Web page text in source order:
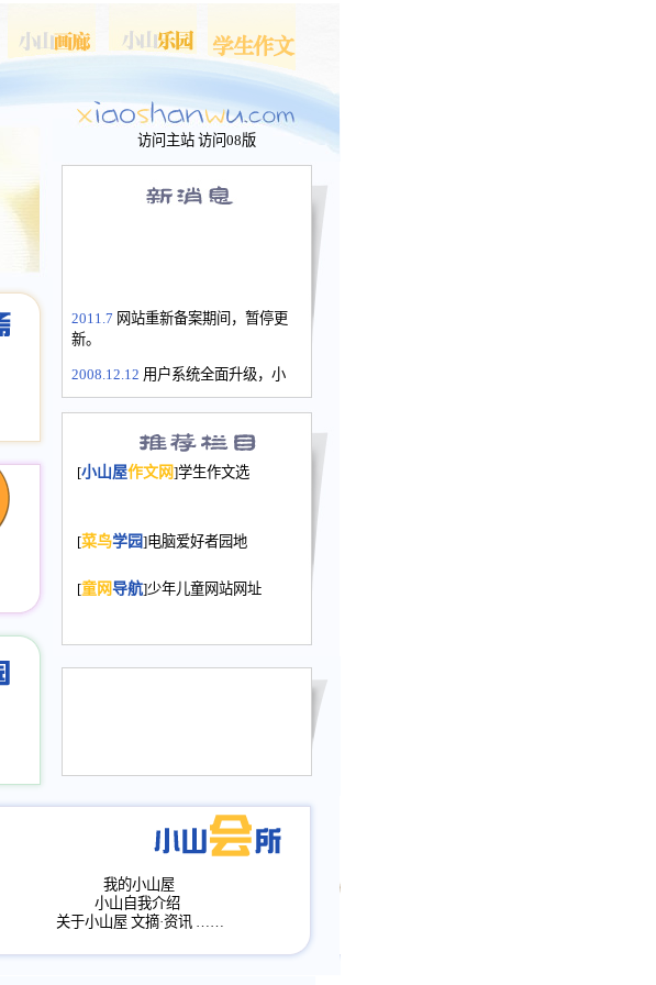
访问主站 访问08版
2011.7 网站重新备案期间，暂停更
新。
2008.12.12 用户系统全面升级，小
长会、家园网－个人空间，用户一
次注册全部通行。
2008.12.12家园网正式运行，域
年，2009版提前启用，小山屋全面
小山画廊均增加多个新栏目。。
评分、顶功能，作文宝典改版。
[小山屋作文网]学生作文选
[菜鸟学园]电脑爱好者园地
[童网导航]少年儿童网站网址
我的小山屋
小山自我介绍
关于小山屋 文摘·资讯 ……